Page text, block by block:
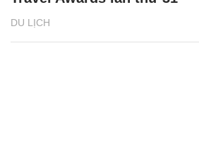
DU LỊCH